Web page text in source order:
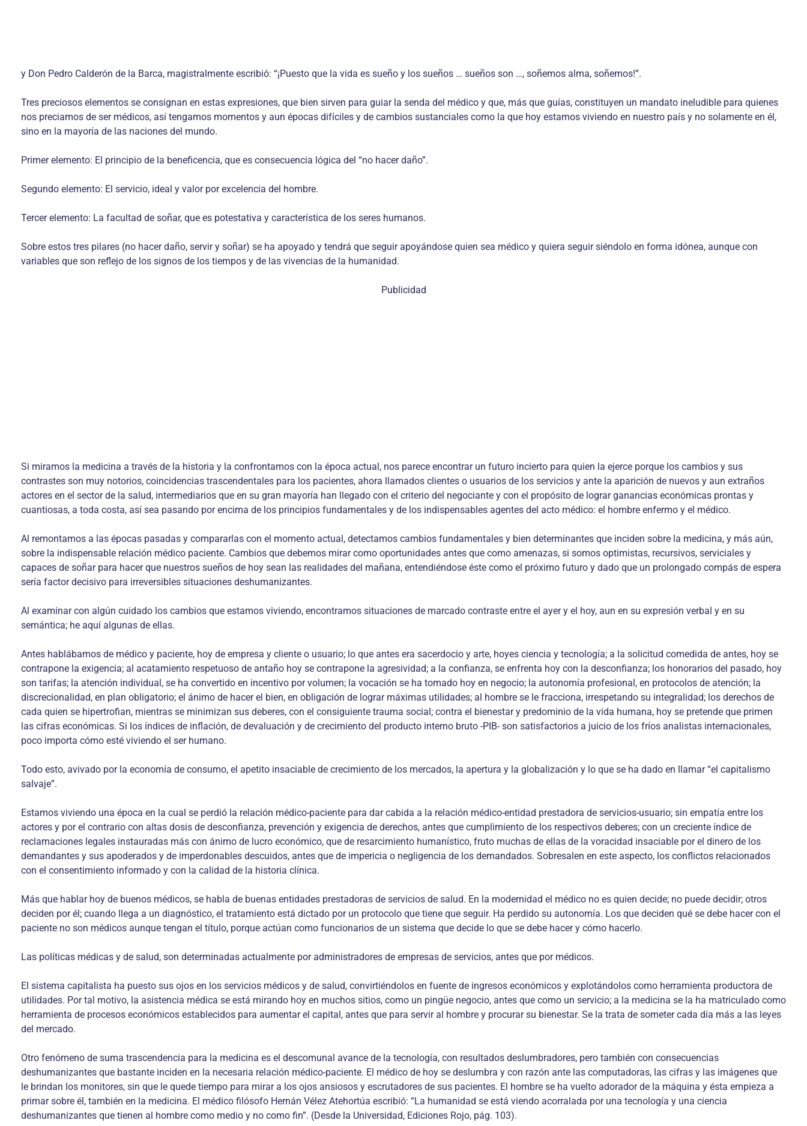
y Don Pedro Calderón de la Barca, magistralmente escribió: “¡Puesto que la vida es sueño y los sueños … sueños son …, soñemos alma, soñemos!”.
Tres preciosos elementos se consignan en estas expresiones, que bien sirven para guiar la senda del médico y que, más que guías, constituyen un mandato ineludible para quienes
nos preciamos de ser médicos, así tengamos momentos y aun épocas difíciles y de cambios sustanciales como la que hoy estamos viviendo en nuestro país y no solamente en él,
sino en la mayoría de las naciones del mundo.
Primer elemento: El principio de la beneficencia, que es consecuencia lógica del “no hacer daño”.
Segundo elemento: El servicio, ideal y valor por excelencia del hombre.
Tercer elemento: La facultad de soñar, que es potestativa y característica de los seres humanos.
Sobre estos tres pilares (no hacer daño, servir y soñar) se ha apoyado y tendrá que seguir apoyándose quien sea médico y quiera seguir siéndolo en forma idónea, aunque con
variables que son reflejo de los signos de los tiempos y de las vivencias de la humanidad.
Publicidad
Si miramos la medicina a través de la historia y la confrontamos con la época actual, nos parece encontrar un futuro incierto para quien la ejerce porque los cambios y sus
contrastes son muy notorios, coincidencias trascendentales para los pacientes, ahora llamados clientes o usuarios de los servicios y ante la aparición de nuevos y aun extraños
actores en el sector de la salud, intermediarios que en su gran mayoría han llegado con el criterio del negociante y con el propósito de lograr ganancias económicas prontas y
cuantiosas, a toda costa, así sea pasando por encima de los principios fundamentales y de los indispensables agentes del acto médico: el hombre enfermo y el médico.
Al remontamos a las épocas pasadas y compararlas con el momento actual, detectamos cambios fundamentales y bien determinantes que inciden sobre la medicina, y más aún,
sobre la indispensable relación médico paciente. Cambios que debemos mirar como oportunidades antes que como amenazas, si somos optimistas, recursivos, serviciales y
capaces de soñar para hacer que nuestros sueños de hoy sean las realidades del mañana, entendiéndose éste como el próximo futuro y dado que un prolongado compás de espera
sería factor decisivo para irreversibles situaciones deshumanizantes.
Al examinar con algún cuidado los cambios que estamos viviendo, encontramos situaciones de marcado contraste entre el ayer y el hoy, aun en su expresión verbal y en su
semántica; he aquí algunas de ellas.
Antes hablábamos de médico y paciente, hoy de empresa y cliente o usuario; lo que antes era sacerdocio y arte, hoyes ciencia y tecnología; a la solicitud comedida de antes, hoy se
contrapone la exigencia; al acatamiento respetuoso de antaño hoy se contrapone la agresividad; a la confianza, se enfrenta hoy con la desconfianza; los honorarios del pasado, hoy
son tarifas; la atención individual, se ha convertido en incentivo por volumen; la vocación se ha tomado hoy en negocio; la autonomía profesional, en protocolos de atención; la
discrecionalidad, en plan obligatorio; el ánimo de hacer el bien, en obligación de lograr máximas utilidades; al hombre se le fracciona, irrespetando su integralidad; los derechos de
cada quien se hipertrofian, mientras se minimizan sus deberes, con el consiguiente trauma social; contra el bienestar y predominio de la vida humana, hoy se pretende que primen
las cifras económicas. Si los índices de inflación, de devaluación y de crecimiento del producto interno bruto -PIB- son satisfactorios a juicio de los fríos analistas internacionales,
poco importa cómo esté viviendo el ser humano.
Todo esto, avivado por la economía de consumo, el apetito insaciable de crecimiento de los mercados, la apertura y la globalización y lo que se ha dado en llamar “el capitalismo
salvaje”.
Estamos viviendo una época en la cual se perdió la relación médico-paciente para dar cabida a la relación médico-entidad prestadora de servicios-usuario; sin empatía entre los
actores y por el contrario con altas dosis de desconfianza, prevención y exigencia de derechos, antes que cumplimiento de los respectivos deberes; con un creciente índice de
reclamaciones legales instauradas más con ánimo de lucro económico, que de resarcimiento humanístico, fruto muchas de ellas de la voracidad insaciable por el dinero de los
demandantes y sus apoderados y de imperdonables descuidos, antes que de impericia o negligencia de los demandados. Sobresalen en este aspecto, los conflictos relacionados
con el consentimiento informado y con la calidad de la historia clínica.
Más que hablar hoy de buenos médicos, se habla de buenas entidades prestadoras de servicios de salud. En la modernidad el médico no es quien decide; no puede decidir; otros
deciden por él; cuando llega a un diagnóstico, el tratamiento está dictado por un protocolo que tiene que seguir. Ha perdido su autonomía. Los que deciden qué se debe hacer con el
paciente no son médicos aunque tengan el título, porque actúan como funcionarios de un sistema que decide lo que se debe hacer y cómo hacerlo.
Las políticas médicas y de salud, son determinadas actualmente por administradores de empresas de servicios, antes que por médicos.
El sistema capitalista ha puesto sus ojos en los servicios médicos y de salud, convirtiéndolos en fuente de ingresos económicos y explotándolos como herramienta productora de
utilidades. Por tal motivo, la asistencia médica se está mirando hoy en muchos sitios, como un pingüe negocio, antes que como un servicio; a la medicina se la ha matriculado como
herramienta de procesos económicos establecidos para aumentar el capital, antes que para servir al hombre y procurar su bienestar. Se la trata de someter cada día más a las leyes
del mercado.
Otro fenómeno de suma trascendencia para la medicina es el descomunal avance de la tecnología, con resultados deslumbradores, pero también con consecuencias
deshumanizantes que bastante inciden en la necesaria relación médico-paciente. El médico de hoy se deslumbra y con razón ante las computadoras, las cifras y las imágenes que
le brindan los monitores, sin que le quede tiempo para mirar a los ojos ansiosos y escrutadores de sus pacientes. El hombre se ha vuelto adorador de la máquina y ésta empieza a
primar sobre él, también en la medicina. El médico filósofo Hernán Vélez Atehortúa escribió: “La humanidad se está viendo acorralada por una tecnología y una ciencia
deshumanizantes que tienen al hombre como medio y no como fin”. (Desde la Universidad, Ediciones Rojo, pág. 103).